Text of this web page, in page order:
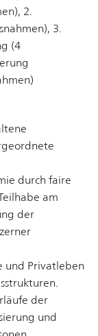
2.
3.
(4
durch faire
am
der
und Privatleben
der
und